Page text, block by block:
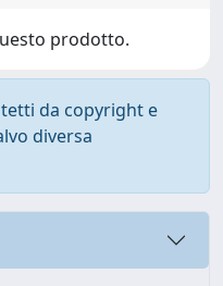
prodotto.
da copyright e
diversa